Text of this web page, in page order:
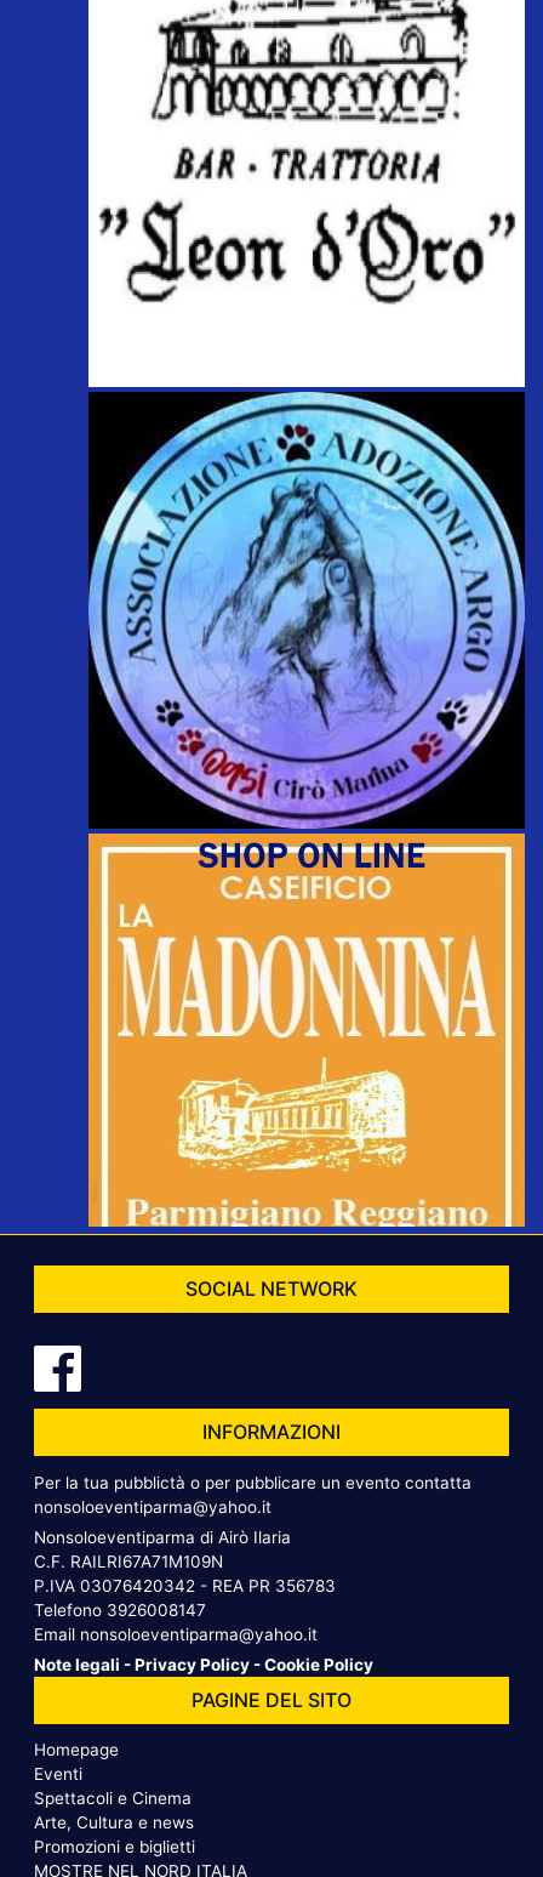
SOCIAL NETWORK
INFORMAZIONI
Per la tua pubblictà o per pubblicare un evento contatta
nonsoloeventiparma@yahoo.it
Nonsoloeventiparma di Airò Ilaria
C.F. RAILRI67A71M109N
P.IVA 03076420342 - REA PR 356783
Telefono 3926008147
Email nonsoloeventiparma@yahoo.it
Note legali -Privacy Policy -Cookie Policy
PAGINE DEL SITO
Homepage
Eventi
Spettacoli e Cinema
Arte, Cultura e news
Promozioni e biglietti
MOSTRE NEL NORD ITALIA